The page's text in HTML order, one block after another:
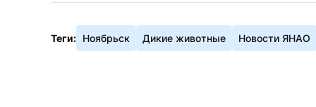
Теги: Ноябрьск Дикие животные Новости ЯНАО